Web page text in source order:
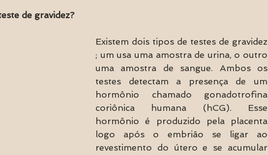
de gravidez?
​​Existem dois tipos de testes de gravidez
; um usa uma amostra de urina, o outro
uma amostra de sangue. Ambos os
testes detectam a presença de um
hormônio chamado gonadotrofina
coriônica humana (hCG). Esse
hormônio é produzido pela placenta
logo após o embrião se ligar ao
revestimento do útero e se acumular